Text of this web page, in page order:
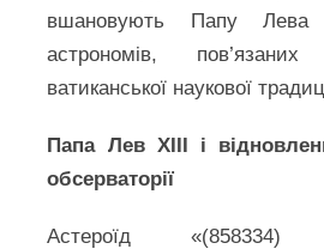
вшановують Папу
астрономів,
ватиканської наукової
Папа Лев XIII і
обсерваторії
Астероїд «(858334)